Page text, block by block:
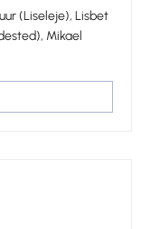
(Liseleje), Lisbet
Mikael